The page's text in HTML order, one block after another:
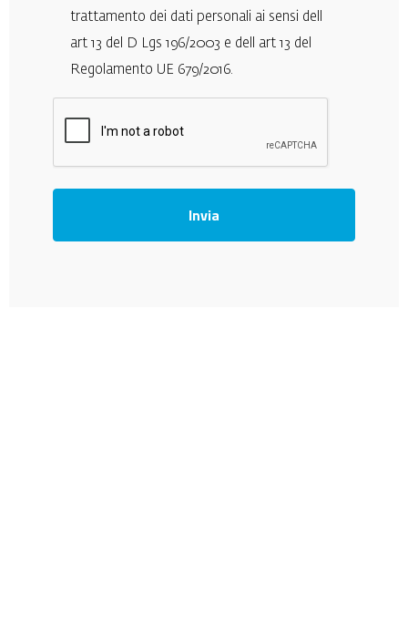
trattamento dei dati personali ai sensi dell
art 13 del D Lgs 196/2003 e dell art 13 del
Regolamento UE 679/2016.